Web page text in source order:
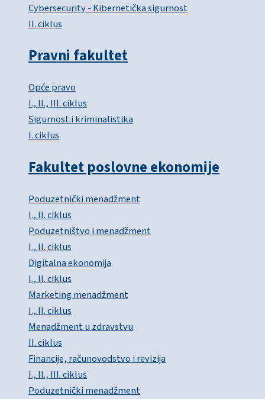
Cybersecurity - Kibernetička sigurnost
II. ciklus
Pravni fakultet
Opće pravo
I., II., III. ciklus
Sigurnost i kriminalistika
I. ciklus
Fakultet poslovne ekonomije
Poduzetnički menadžment
I., II. ciklus
Poduzetništvo i menadžment
I., II. ciklus
Digitalna ekonomija
I., II. ciklus
Marketing menadžment
I., II. ciklus
Menadžment u zdravstvu
II. ciklus
Financije, računovodstvo i revizija
I., II., III. ciklus
Poduzetnički menadžment